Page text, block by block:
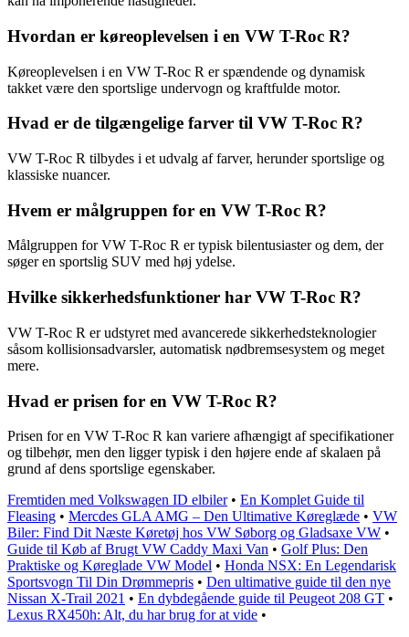
Hvordan er køreoplevelsen i en VW T-Roc R?
Køreoplevelsen i en VW T-Roc R er spændende og dynamisk
takket være den sportslige undervogn og kraftfulde motor.
Hvad er de tilgængelige farver til VW T-Roc R?
VW T-Roc R tilbydes i et udvalg af farver, herunder sportslige og
klassiske nuancer.
Hvem er målgruppen for en VW T-Roc R?
Målgruppen for VW T-Roc R er typisk bilentusiaster og dem, der
søger en sportslig SUV med høj ydelse.
Hvilke sikkerhedsfunktioner har VW T-Roc R?
VW T-Roc R er udstyret med avancerede sikkerhedsteknologier
såsom kollisionsadvarsler, automatisk nødbremsesystem og meget
mere.
Hvad er prisen for en VW T-Roc R?
Prisen for en VW T-Roc R kan variere afhængigt af specifikationer
og tilbehør, men den ligger typisk i den højere ende af skalaen på
grund af dens sportslige egenskaber.
Fremtiden med Volkswagen ID elbiler• En Komplet Guide til
Fleasing • Mercdes GLA AMG – Den Ultimative Køreglæde • VW
Biler: Find Dit Næste Køretøj hos VW Søborg og Gladsaxe VW •
Guide til Køb af Brugt VW Caddy Maxi Van • Golf Plus: Den
Praktiske og Køreglade VW Model • Honda NSX: En Legendarisk
Sportsvogn Til Din Drømmepris • Den ultimative guide til den nye
Nissan X-Trail 2021 • En dybdegående guide til Peugeot 208 GT •
Lexus RX450h: Alt, du har brug for at vide •